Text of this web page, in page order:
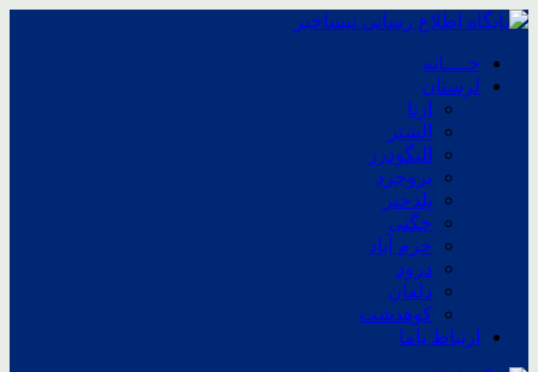
خــــانه
لرستان
ازنا
الشتر
الیگودرز
بروجرد
پلدختر
چگنی
خرم آباد
درود
دلفان
کوهدشت
ارتباط باما